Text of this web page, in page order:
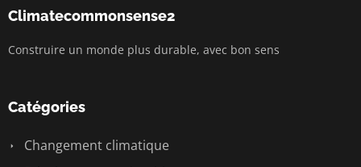
Climatecommonsense2
Construire un monde plus durable, avec bon sens
Catégories
Changement climatique